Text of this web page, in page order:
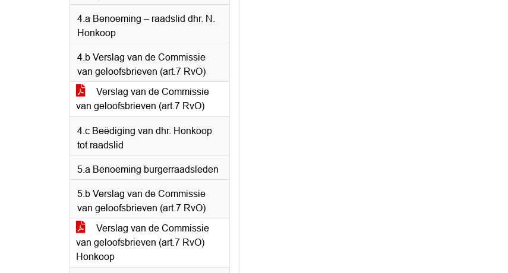
4.a Benoeming – raadslid dhr. N.
Honkoop
4.b Verslag van de Commissie
van geloofsbrieven (art.7 RvO)
Verslag van de Commissie
van geloofsbrieven (art.7 RvO)
4.c Beëdiging van dhr. Honkoop
tot raadslid
5.a Benoeming burgerraadsleden
5.b Verslag van de Commissie
van geloofsbrieven (art.7 RvO)
Verslag van de Commissie
van geloofsbrieven (art.7 RvO)
Honkoop